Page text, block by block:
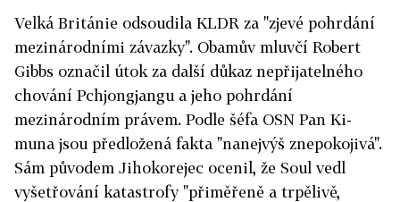
Velká Británie odsoudila KLDR za "zjevé pohrdání
mezinárodními závazky". Obamův mluvčí Robert
Gibbs označil útok za další důkaz nepřijatelného
chování Pchjongjangu a jeho pohrdání
mezinárodním právem. Podle šéfa OSN Pan Ki-
muna jsou předložená fakta "nanejvýš znepokojivá".
Sám původem Jihokorejec ocenil, že Soul vedl
vyšetřování katastrofy "přiměřeně a trpělivě,